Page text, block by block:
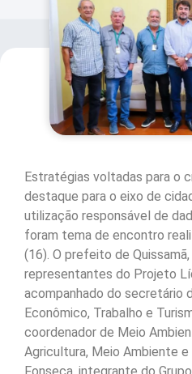
Estratégias voltadas para o
destaque para o eixo de
utilização responsável de
foram tema de encontro
(16). O prefeito de
representantes do Projeto
acompanhado do secretário
Econômico, Trabalho e
coordenador de Meio
Agricultura, Meio Ambiente e